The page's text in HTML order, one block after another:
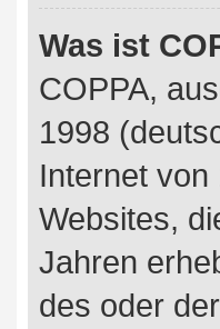
Was ist
COPPA,
1998
Internet
Websites,
Jahren
des oder